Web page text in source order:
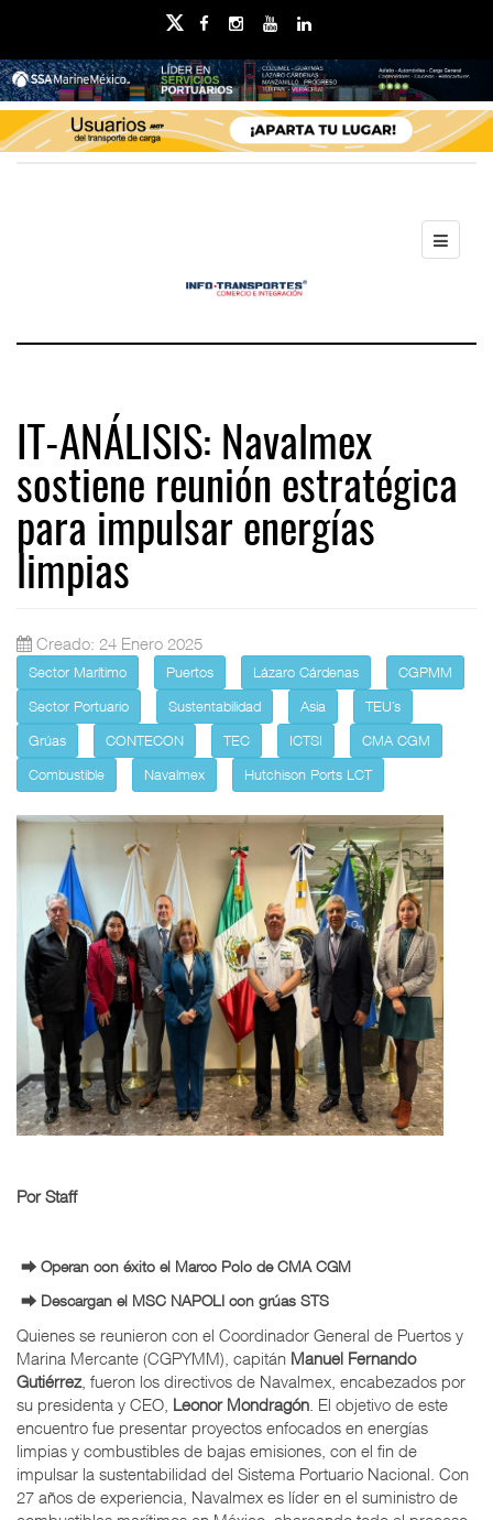
IT-ANÁLISIS: Navalmex
sostiene reunión estratégica
para impulsar energías
limpias
Creado: 24 Enero 2025
Sector Marítimo Puertos Lázaro Cárdenas
CGPMM
Sector Portuario
Sustentabilidad Asia
TEU´s
Grúas
CONTECON TEC ICTSI
CMA CGM
Combustible
Navalmex Hutchison Ports LCT
Por Staff
⮕ Operan con éxito el Marco Polo de CMA CGM
⮕ Descargan el MSC NAPOLI con grúas STS
Quienes se reunieron con el Coordinador General de Puertos y
Marina Mercante (CGPYMM), capitán Manuel Fernando
Gutiérrez, fueron los directivos de Navalmex, encabezados por
su presidenta y CEO, Leonor Mondragón . El objetivo de este
encuentro fue presentar proyectos enfocados en energías
limpias y combustibles de bajas emisiones, con el fin de
impulsar la sustentabilidad del Sistema Portuario Nacional. Con
27 años de experiencia, Navalmex es líder en el suministro de